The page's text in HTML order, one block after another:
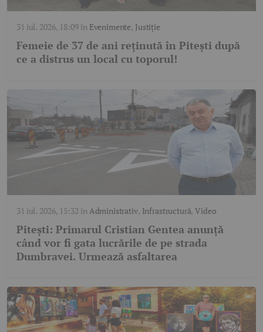
31 iul. 2026, 18:09în Evenimente, Justiție
Femeie de 37 de ani reținută în Pitești după
ce a distrus un local cu toporul!
31 iul. 2026, 15:32 înAdministrativ, Infrastructură,Video
Pitești: Primarul Cristian Gentea anunță
când vor fi gata lucrările de pe strada
Dumbravei. Urmează asfaltarea